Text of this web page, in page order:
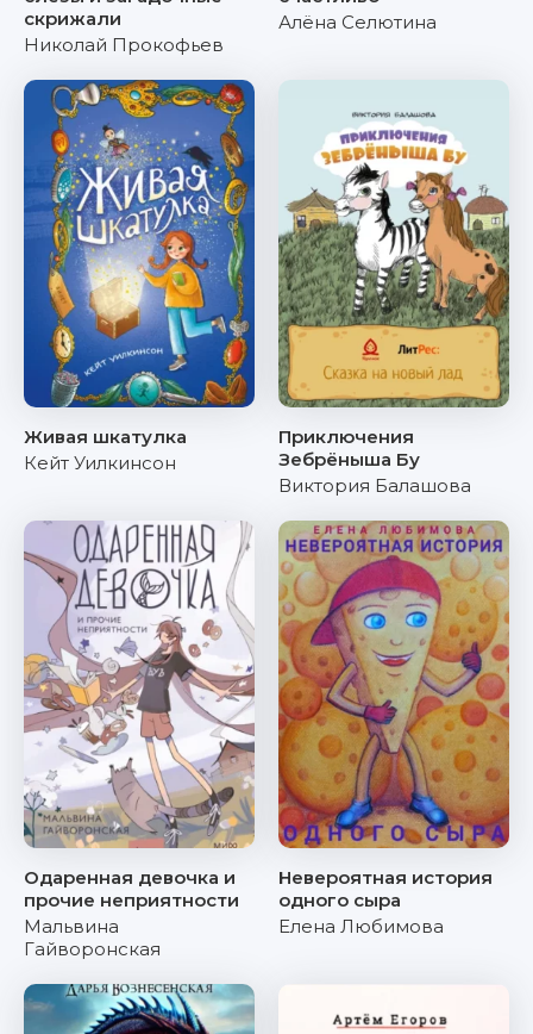
скрижали
Николай Прокофьев
Алёна Селютина
Живая шкатулка
Кейт Уилкинсон
Приключения
Зебрёныша Бу
Виктория Балашова
Одаренная девочка и
прочие неприятности
Мальвина
Гайворонская
Невероятная история
одного сыра
Елена Любимова